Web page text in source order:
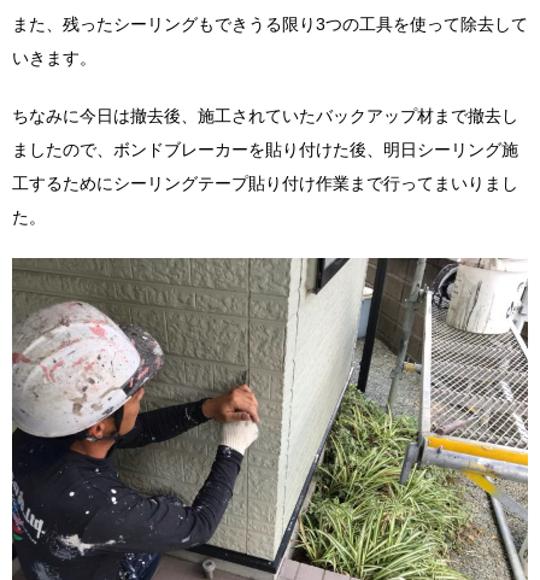
また、残ったシーリングもできうる限り3つの工具を使って除去して
いきます。
ちなみに今日は撤去後、施工されていたバックアップ材まで撤去し
ましたので、ボンドブレーカーを貼り付けた後、明日シーリング施
工するためにシーリングテープ貼り付け作業まで行ってまいりまし
た。